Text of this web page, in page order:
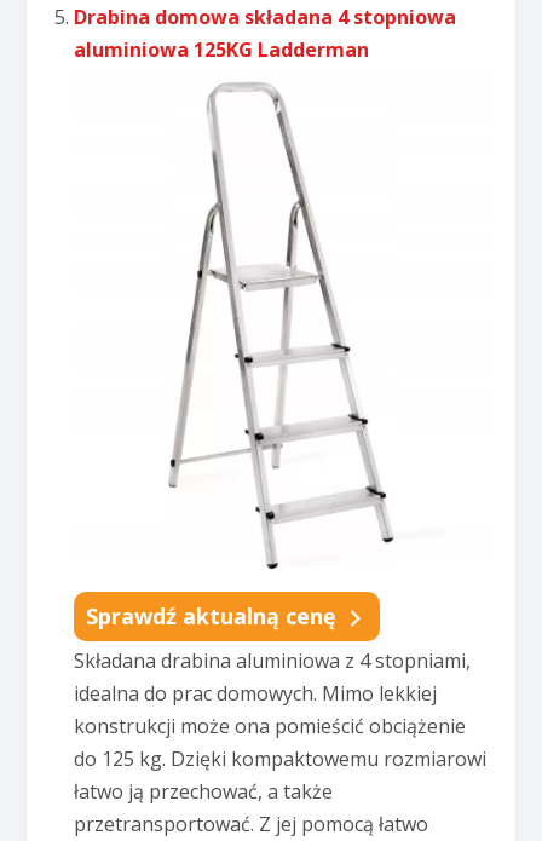
Drabina domowa składana 4 stopniowa
aluminiowa 125KG Ladderman
Sprawdź aktualną cenę
Składana drabina aluminiowa z 4 stopniami,
idealna do prac domowych. Mimo lekkiej
konstrukcji może ona pomieścić obciążenie
do 125 kg. Dzięki kompaktowemu rozmiarowi
łatwo ją przechować, a także
przetransportować. Z jej pomocą łatwo